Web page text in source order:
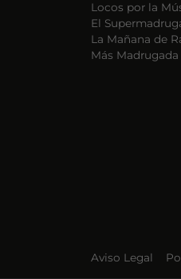
Locos por la
El
La Mañana de
Más Madrugada
Aviso Legal